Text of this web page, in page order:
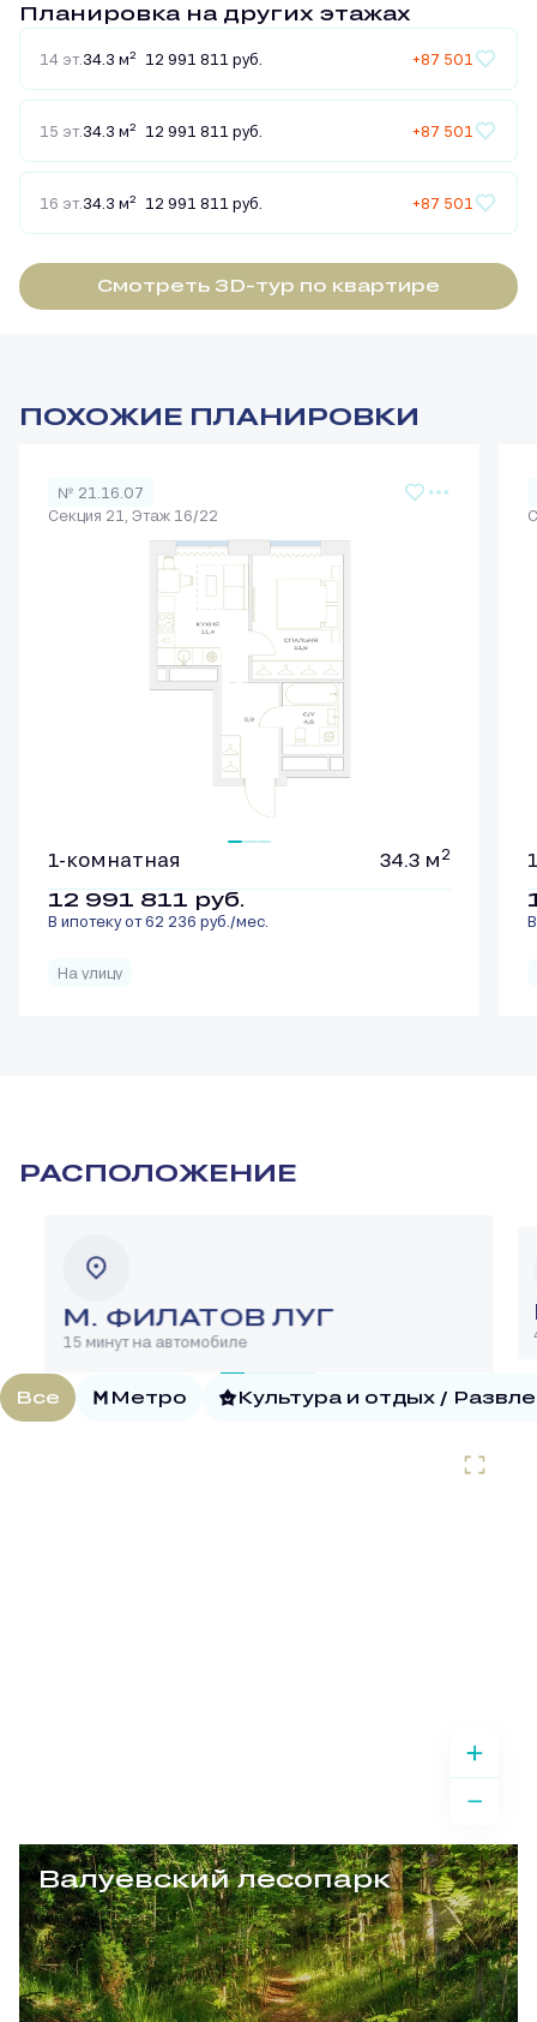
Планировка на других этажах
14 эт. 34.3 м2 12 991 811 руб. +87 501
15 эт. 34.3 м2 12 991 811 руб. +87 501
16 эт. 34.3 м2 12 991 811 руб. +87 501
Смотреть 3D-тур по квартире
ПОХОЖИЕ ПЛАНИРОВКИ
№ 21.16.07
Секция 21, Этаж 16/22
1-комнатная 34.3 м 2
12 991 811 руб.
В ипотеку от 62 236 руб./мес.
На улицу
РАСПОЛОЖЕНИЕ
М. ФИЛАТОВ ЛУГ
15 минут на автомобиле
Все Метро Культура и отдых /
Валуевский лесопарк